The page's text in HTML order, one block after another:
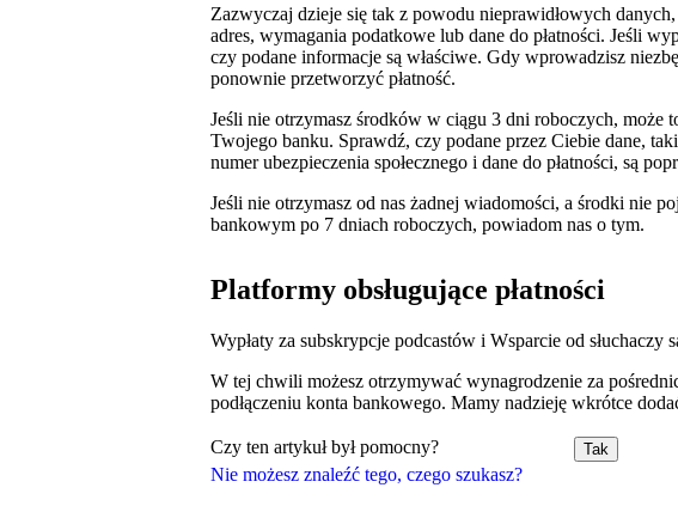
Nie możesz znaleźć tego, czego szukasz?
Zazwyczaj dzieje się tak z powodu nieprawidłowych
adres, wymagania podatkowe lub dane do płatności. Jeśli
czy podane informacje są właściwe. Gdy wprowadzisz
ponownie przetworzyć płatność.
Jeśli nie otrzymasz środków w ciągu 3 dni roboczych, może
Twojego banku. Sprawdź, czy podane przez Ciebie dane,
numer ubezpieczenia społecznego i dane do płatności, są
Jeśli nie otrzymasz od nas żadnej wiadomości, a środki nie
bankowym po 7 dniach roboczych, powiadom nas o tym.
Platformy obsługujące płatności
Wypłaty za subskrypcje podcastów i Wsparcie od słuchaczy
W tej chwili możesz otrzymywać wynagrodzenie za
podłączeniu konta bankowego. Mamy nadzieję wkrótce
Czy ten artykuł był pomocny? Tak